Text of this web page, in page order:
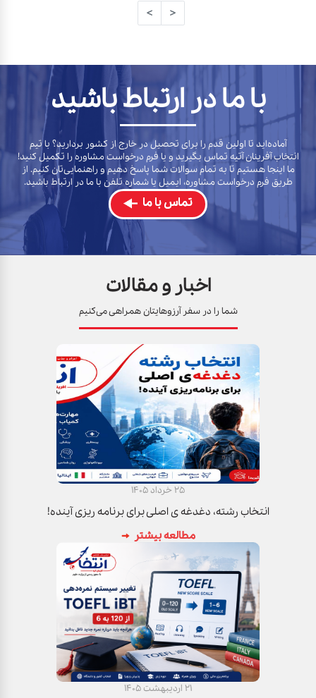
< >
با ما در ارتباط باشید
آماده‌اید تا اولین قدم را برای تحصیل در خارج از کشور بردارید؟ با تیم
انتخاب آفرینان آتیه تماس بگیرید و یا فرم درخواست مشاوره را تکمیل کنید!
ما اینجا هستیم تا به تمام سوالات شما پاسخ دهیم و راهنمایی‌تان کنیم. از
طریق فرم درخواست مشاوره، ایمیل یا شماره تلفن با ما در ارتباط باشید.
تماس با ما
25 خرداد 1405
انتخاب رشته، دغدغه ی اصلی برای برنامه ریزی آینده!
مطالعه بیشتر
21 اردیبهشت 1405